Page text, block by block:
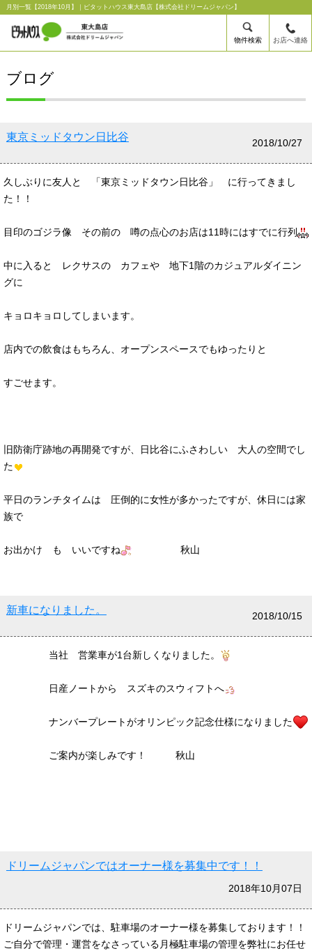
月別一覧【2018年10月】｜ピタットハウス東大島店【株式会社ドリームジャパン】
物件検索 お店へ連絡
ブログ
東京ミッドタウン日比谷 2018/10/27
久しぶりに友人と 「東京ミッドタウン日比谷」 に行ってきまし
た！！
目印のゴジラ像 その前の 噂の点心のお店は11時にはすでに行列
中に入ると レクサスの カフェや 地下1階のカジュアルダイニン
グに
キョロキョロしてしまいます。
店内での飲食はもちろん、オープンスペースでもゆったりと
すごせます。
旧防衛庁跡地の再開発ですが、日比谷にふさわしい 大人の空間でし
た
平日のランチタイムは 圧倒的に女性が多かったですが、休日には家
族で
お出かけ も いいですね 秋山
新車になりました。 2018/10/15
当社 営業車が1台新しくなりました。
日産ノートから スズキのスウィフトへ
ナンバープレートがオリンピック記念仕様になりました
ご案内が楽しみです！ 秋山
ドリームジャパンではオーナー様を募集中です！！
2018年10月07日
ドリームジャパンでは、駐車場のオーナー様を募集しております！！
ご自分で管理・運営をなさっている月極駐車場の管理を弊社にお任せ